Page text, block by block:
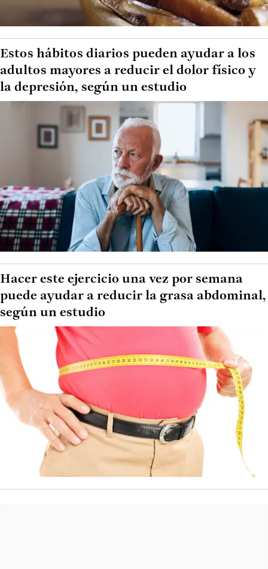
Estos hábitos diarios pueden ayudar a los
adultos mayores a reducir el dolor físico y
la depresión, según un estudio
Hacer este ejercicio una vez por semana
puede ayudar a reducir la grasa abdominal,
según un estudio